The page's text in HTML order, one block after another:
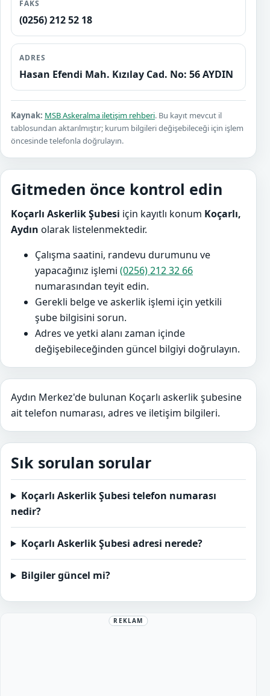
FAKS
(0256) 212 52 18
ADRES
Hasan Efendi Mah. Kızılay Cad. No: 56 AYDIN
Kaynak: MSB Askeralma iletişim rehberi. Bu kayıt mevcut il
tablosundan aktarılmıştır; kurum bilgileri değişebileceği için işlem
öncesinde telefonla doğrulayın.
Gitmeden önce kontrol edin
Koçarlı Askerlik Şubesi için kayıtlı konum Koçarlı,
Aydın olarak listelenmektedir.
Çalışma saatini, randevu durumunu ve
yapacağınız işlemi (0256) 212 32 66
numarasından teyit edin.
Gerekli belge ve askerlik işlemi için yetkili
şube bilgisini sorun.
Adres ve yetki alanı zaman içinde
değişebileceğinden güncel bilgiyi doğrulayın.
Aydın Merkez'de bulunan Koçarlı askerlik şubesine
ait telefon numarası, adres ve iletişim bilgileri.
Sık sorulan sorular
Koçarlı Askerlik Şubesi telefon numarası
nedir?
Koçarlı Askerlik Şubesi adresi nerede?
Bilgiler güncel mi?
REKLAM